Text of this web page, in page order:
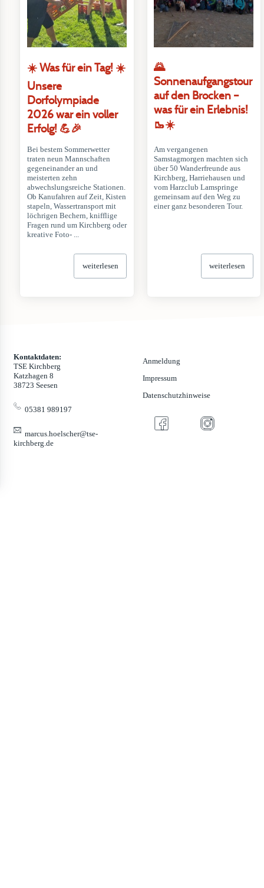
☀️ Was für ein Tag! ☀️
Unsere
Dorfolympiade
2026 war ein voller
Erfolg! 💪🎉
Bei bestem Sommerwetter
traten neun Mannschaften
gegeneinander an und
meisterten zehn
abwechslungsreiche Stationen.
Ob Kanufahren auf Zeit, Kisten
stapeln, Wassertransport mit
löchrigen Bechern, knifflige
Fragen rund um Kirchberg oder
kreative Foto- ...
weiterlesen
🌄
Sonnenaufgangstour
auf den Brocken –
was für ein Erlebnis!
🥾☀️
Am vergangenen
Samstagmorgen machten sich
über 50 Wanderfreunde aus
Kirchberg, Harriehausen und
vom Harzclub Lamspringe
gemeinsam auf den Weg zu
einer ganz besonderen Tour.
weiterlesen
Kontaktdaten:
TSE Kirchberg
Katzhagen 8
38723 Seesen
05381 989197
marcus.hoelscher@tse-
kirchberg.de
Anmeldung
Impressum
Datenschutzhinweise